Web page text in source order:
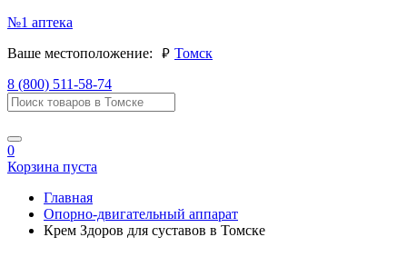
№1 аптека
Ваше местоположение:
руб. Томск
8 (800) 511-58-74
0
Корзина пуста
Главная
Опорно-двигательный аппарат
Крем Здоров для суставов в Томске